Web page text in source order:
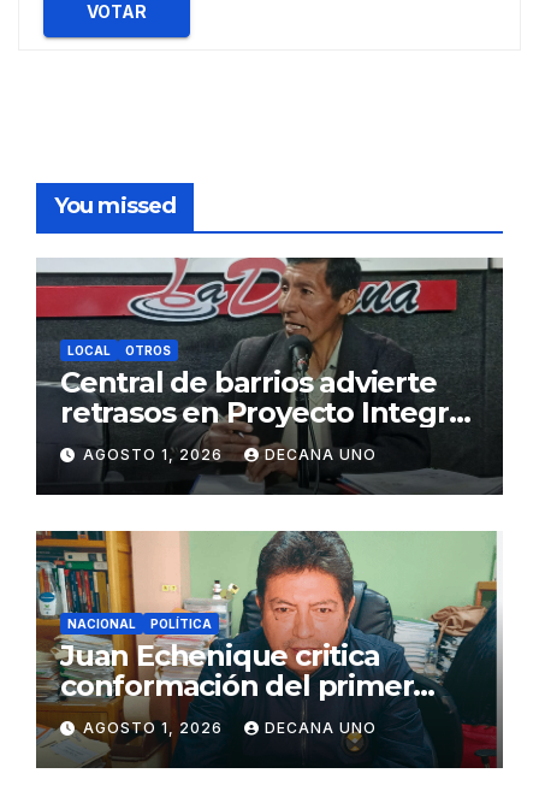
VOTAR
You missed
LOCAL OTROS
Central de barrios advierte
retrasos en Proyecto Integral
de Agua y Alcantarillado para
Juliaca
AGOSTO 1, 2026 DECANA UNO
NACIONAL POLÍTICA
Juan Echenique critica
conformación del primer
gabinete ministerial de Keiko
Fujimori
AGOSTO 1, 2026 DECANA UNO